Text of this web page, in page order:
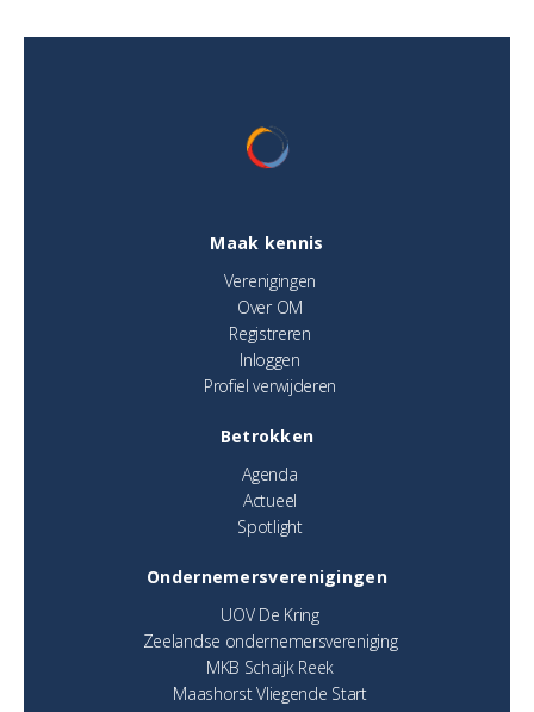
Maak kennis
Verenigingen
Over OM
Registreren
Inloggen
Profiel verwijderen
Betrokken
Agenda
Actueel
Spotlight
Ondernemersverenigingen
UOV De Kring
Zeelandse ondernemersvereniging
MKB Schaijk Reek
Maashorst Vliegende Start